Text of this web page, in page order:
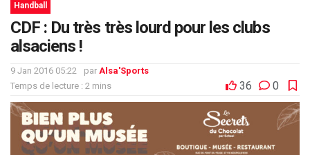
Handball
CDF : Du très très lourd pour les clubs
alsaciens !
9 Jan 2016 05:22 par Alsa'Sports
Temps de lecture : 2 mins
36 0